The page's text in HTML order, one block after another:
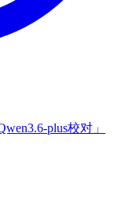
plus校对」